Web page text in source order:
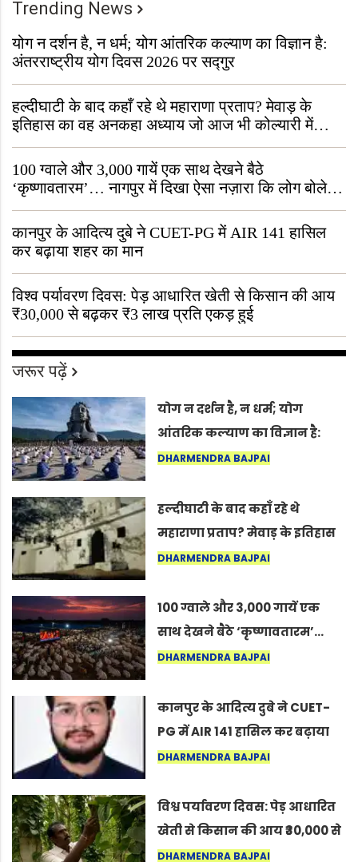
Trending News
योग न दर्शन है, न धर्म; योग आंतरिक कल्याण का विज्ञान है:
अंतरराष्ट्रीय योग दिवस 2026 पर सद्गुर
हल्दीघाटी के बाद कहाँ रहे थे महाराणा प्रताप? मेवाड़ के
इतिहास का वह अनकहा अध्याय जो आज भी कोल्यारी में
जीवित है
100 ग्वाले और 3,000 गायें एक साथ देखने बैठे
‘कृष्णावतारम’… नागपुर में दिखा ऐसा नज़ारा कि लोग बोले,
“ऐसा तो सिर्फ़ कृष्ण ही कर सकते हैं”
कानपुर के आदित्य दुबे ने CUET-PG में AIR 141 हासिल
कर बढ़ाया शहर का मान
विश्व पर्यावरण दिवस: पेड़ आधारित खेती से किसान की आय
₹30,000 से बढ़कर ₹3 लाख प्रति एकड़ हुई
जरूर पढ़ें
योग न दर्शन है, न धर्म; योग
आंतरिक कल्याण का विज्ञान है:
अंतरराष्ट्रीय योग दिवस 2026 पर
DHARMENDRA BAJPAI
हल्दीघाटी के बाद कहाँ रहे थे
महाराणा प्रताप? मेवाड़ के इतिहास
का वह अनकहा अध्याय जो आज भी
DHARMENDRA BAJPAI
100 ग्वाले और 3,000 गायें एक
साथ देखने बैठे ‘कृष्णावतारम’…
नागपुर में दिखा ऐसा नज़ारा कि
कर सकते हैं”
DHARMENDRA BAJPAI
कानपुर के आदित्य दुबे ने CUET-
PG में AIR 141 हासिल कर बढ़ाया
शहर का मान
DHARMENDRA BAJPAI
विश्व पर्यावरण दिवस: पेड़ आधारित
खेती से किसान की आय ₹30,000 से
बढ़कर ₹3 लाख प्रति एकड़ हुई
DHARMENDRA BAJPAI